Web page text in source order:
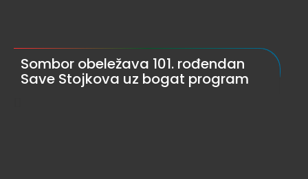
Sombor obeležava 101. rođendan
Save Stojkova uz bogat program